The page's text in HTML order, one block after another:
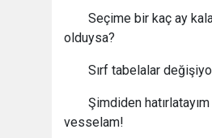
Seçime bir kaç ay
olduysa?
Sırf tabelalar
Şimdiden
vesselam!